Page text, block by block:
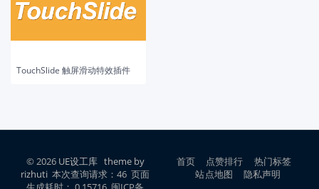
TouchSlide 触屏滑动特效插件
© 2026 UE设工库 theme by
rizhuti 本次查询请求：46 页面
首页 点赞排行
热门标签
站点地图
隐私声明